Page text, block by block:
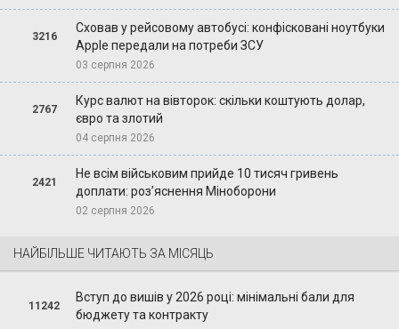
3216
Сховав у рейсовому автобусі: конфісковані ноутбуки
Apple передали на потреби ЗСУ
03 серпня 2026
2767
Курс валют на вівторок: скільки коштують долар,
євро та злотий
04 серпня 2026
2421
Не всім військовим прийде 10 тисяч гривень
доплати: роз’яснення Міноборони
02 серпня 2026
НАЙБІЛЬШЕ ЧИТАЮТЬ ЗА МІСЯЦЬ
11242
Вступ до вишів у 2026 році: мінімальні бали для
бюджету та контракту